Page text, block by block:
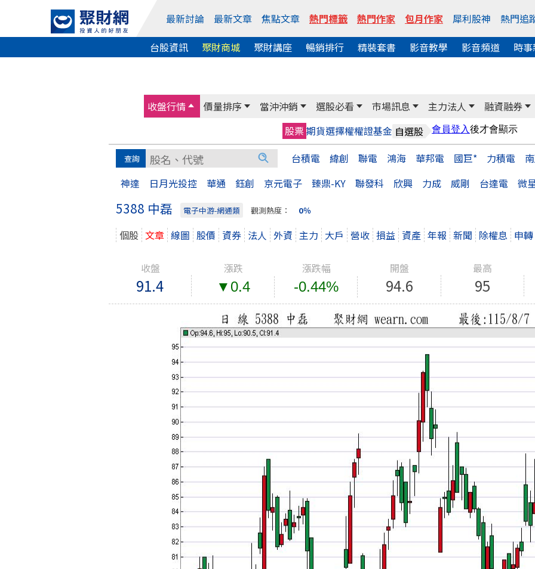
最新討論 最新文章 焦點文章 熱門標籤 熱門作家 包月作家 犀利股神
熱門追
台股資訊
聚財商城 聚財講座 暢銷排行 精裝套書 影音教學 影音頻道 時
收盤行情 價量排序 當沖沖銷 選股必看 市場訊息 主力法人
融資融券
股票期貨選擇權權證基金 自選股
台積電
緯創 聯電 鴻海 華邦電 國巨* 力積電
神達
日月光投控 華通 鈺創 京元電子 臻鼎-KY 聯發科 欣興 力成 威剛 台達電 微
5388 中磊 電子中游-網通類 觀測熱度： 0％
個股 文章 線圖 股價 資券 法人 外資 主力 大戶 營收 損益 資產 年報 新聞 除權息 申轉
收盤 漲跌 漲跌幅 開盤 最高
91.4 ▼0.4 -0.44% 94.6 95